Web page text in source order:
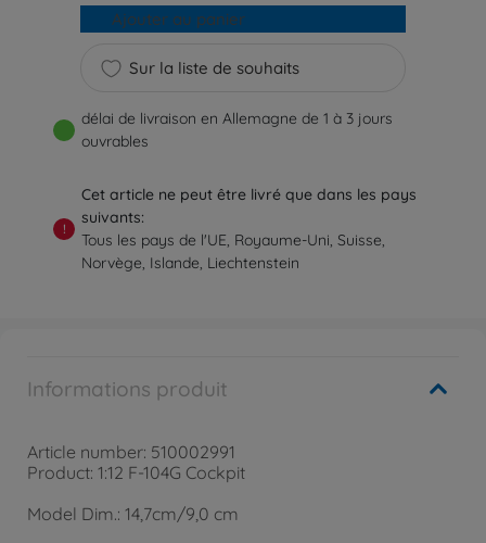
Sur la liste de souhaits
Ajouter au panier
délai de livraison en Allemagne de 1 à 3 jours
ouvrables
!
Cet article ne peut être livré que dans les pays
suivants:
Tous les pays de l'UE, Royaume-Uni, Suisse,
Norvège, Islande, Liechtenstein
Informations produit
Article number: 510002991
Product: 1:12 F-104G Cockpit
Model Dim.: 14,7cm/9,0 cm